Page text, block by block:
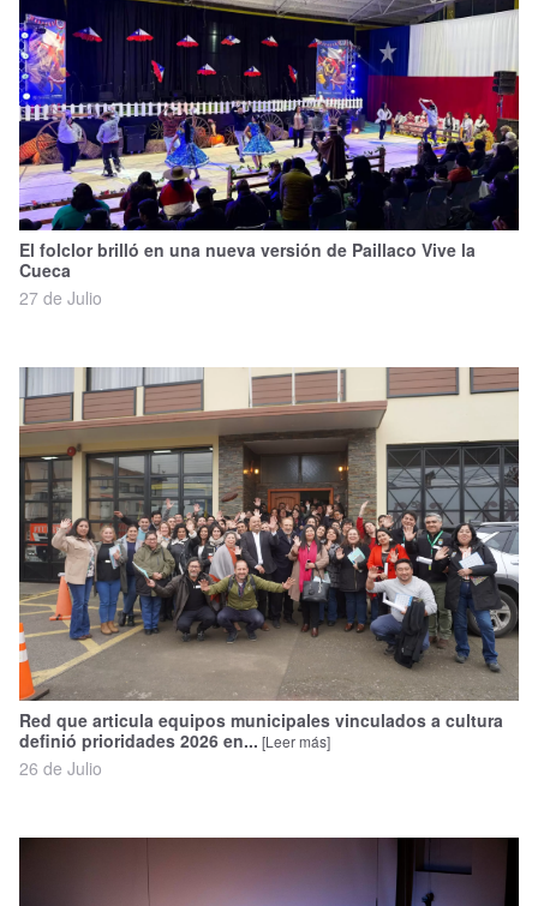
El folclor brilló en una nueva versión de Paillaco Vive la
Cueca
27 de Julio
Red que articula equipos municipales vinculados a cultura
definió prioridades 2026 en... [Leer más]
26 de Julio